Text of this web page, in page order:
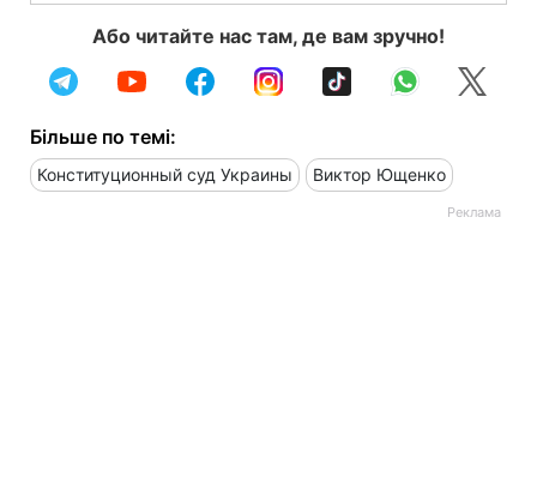
Або читайте нас там, де вам зручно!
Більше по темі:
Конституционный суд Украины Виктор Ющенко